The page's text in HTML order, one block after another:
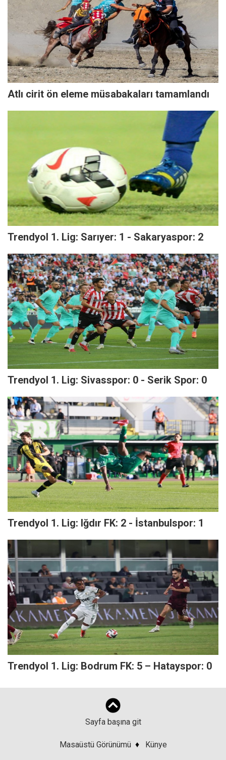
Atlı cirit ön eleme müsabakaları tamamlandı
Trendyol 1. Lig: Sarıyer: 1 - Sakaryaspor: 2
Trendyol 1. Lig: Sivasspor: 0 - Serik Spor: 0
Trendyol 1. Lig: Iğdır FK: 2 - İstanbulspor: 1
Trendyol 1. Lig: Bodrum FK: 5 – Hatayspor: 0
Sayfa başına git
Masaüstü Görünümü ♦ Künye